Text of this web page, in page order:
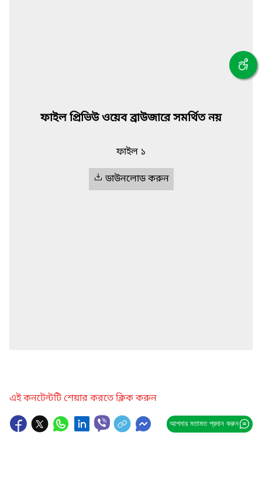
ফাইল প্রিভিউ ওয়েব ব্রাউজারে সমর্থিত নয়
ফাইল ১
ডাউনলোড করুন
এই কনটেন্টটি শেয়ার করতে ক্লিক করুন
আপনার মতামত প্রদান করুন